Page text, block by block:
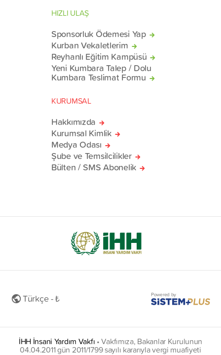
HIZLI ULAŞ
Sponsorluk Ödemesi Yap
Kurban Vekaletlerim
Reyhanlı Eğitim Kampüsü
Yeni Kumbara Talep / Dolu
Kumbara Teslimat Formu
KURUMSAL
Hakkımızda
Kurumsal Kimlik
Medya Odası
Şube ve Temsilcilikler
Bülten / SMS Abonelik
Türkçe - ₺ Powered by
İHH İnsani Yardım Vakfı •Vakfımıza, Bakanlar Kurulunun
04.04.2011 gün 2011/1799 sayılı kararıyla vergi muafiyeti